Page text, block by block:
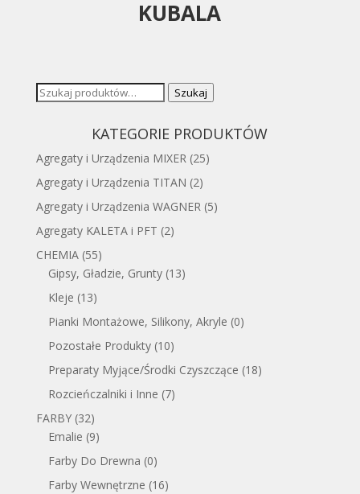
KUBALA
Szukaj: Szukaj
KATEGORIE PRODUKTÓW
Agregaty i Urządzenia MIXER (25)
Agregaty i Urządzenia TITAN (2)
Agregaty i Urządzenia WAGNER (5)
Agregaty KALETA i PFT (2)
CHEMIA (55)
Gipsy, Gładzie, Grunty (13)
Kleje (13)
Pianki Montażowe, Silikony, Akryle (0)
Pozostałe Produkty (10)
Preparaty Myjące/Środki Czyszczące (18)
Rozcieńczalniki i Inne (7)
FARBY (32)
Emalie (9)
Farby Do Drewna (0)
Farby Wewnętrzne (16)